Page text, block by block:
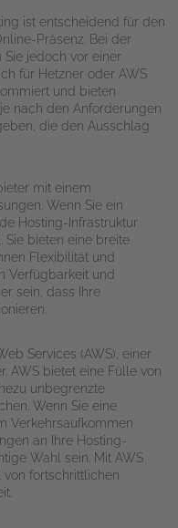
ist entscheidend für den
Präsenz. Bei der
Sie jedoch vor einer
für Hetzner oder AWS
und bieten
nach den Anforderungen
die den Ausschlag
mit einem
Wenn Sie ein
Hosting-Infrastruktur
Sie bieten eine breite
Flexibilität und
Verfügbarkeit und
sein, dass Ihre
Services (AWS), einer
AWS bietet eine Fülle von
unbegrenzte
Wenn Sie eine
Verkehrsaufkommen
an Ihre Hosting-
Wahl sein. Mit AWS
fortschrittlichen